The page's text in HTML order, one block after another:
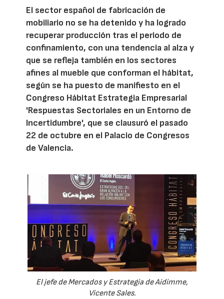
El sector español de fabricación de
mobiliario no se ha detenido y ha logrado
recuperar producción tras el periodo de
confinamiento, con una tendencia al alza y
que se refleja también en los sectores
afines al mueble que conforman el hábitat,
según se ha puesto de manifiesto en el
Congreso Hábitat Estrategia Empresarial
'Respuestas Sectoriales en un Entorno de
Incertidumbre', que se clausuró el pasado
22 de octubre en el Palacio de Congresos
de Valencia.
El jefe de Mercados y Estrategia de Aidimme,
Vicente Sales.